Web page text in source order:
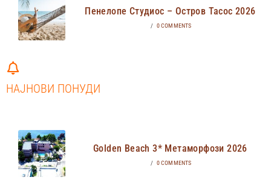
Пенелопе Студиос – Остров Тасос 2026
/ 0 COMMENTS
НАЈНОВИ ПОНУДИ
Golden Beach 3* Метаморфози 2026
/ 0 COMMENTS